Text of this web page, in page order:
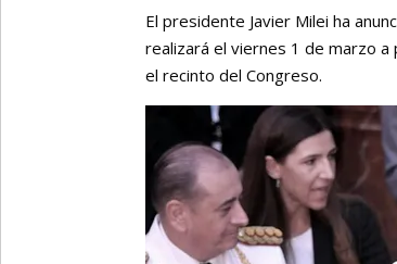
El presidente Javier Milei ha
realizará el viernes 1 de marzo
el recinto del Congreso.